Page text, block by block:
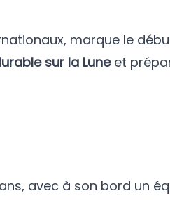
marque le
sur la Luneet
avec à son bord un